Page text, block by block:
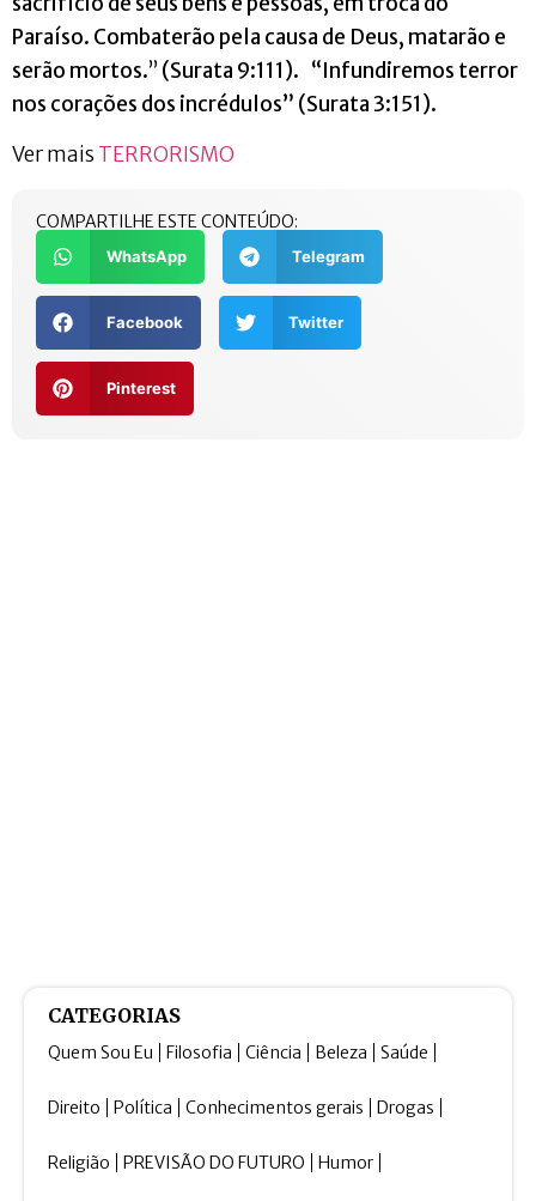
Paraíso. Combaterão pela causa de Deus, matarão e
serão mortos.” (Surata 9:111). “Infundiremos terror
nos corações dos incrédulos” (Surata 3:151).
Ver mais TERRORISMO
COMPARTILHE ESTE CONTEÚDO:
WhatsApp Telegram
Facebook Twitter
Pinterest
CATEGORIAS
Quem Sou Eu Filosofia Ciência Beleza Saúde
Direito Política Conhecimentos gerais Drogas
Religião PREVISÃO DO FUTURO Humor